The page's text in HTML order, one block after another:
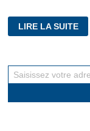
LES
PLUMES
GUERRE
:
LIRE LA SUITE
Saisissez votre adresse e-mail…